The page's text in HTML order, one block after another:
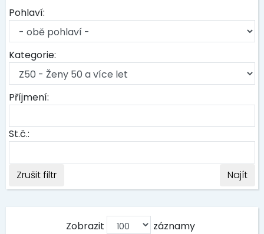
Pohlaví:
Kategorie:
Příjmení:
St.č.:
Zrušit filtr Najít
Zobrazit záznamy